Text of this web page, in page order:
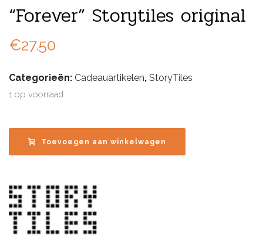
“Forever” Storytiles original
€27.50
Categorieën: Cadeauartikelen, StoryTiles
1 op voorraad
Toevoegen aan winkelwagen